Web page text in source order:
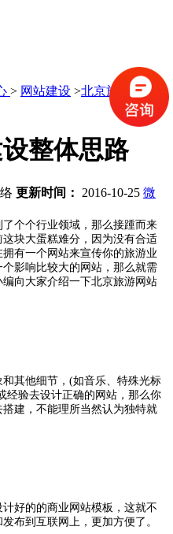
> 网站建设 >北京旅游网站
整体思路
更新时间： 2016-10-25 微
个个行业领域，那么接踵而来
块大蛋糕难分，因为没有合适
有一个网站来宣传你的旅游业
影响比较大的网站，那么就需
向大家介绍一下北京旅游网站
其他细节，(如音乐、特殊光标
经验去设计正确的网站，那么你
建，不能理所当然认为独特就
好的的商业网站模板，这就不
布到互联网上，更加方便了。